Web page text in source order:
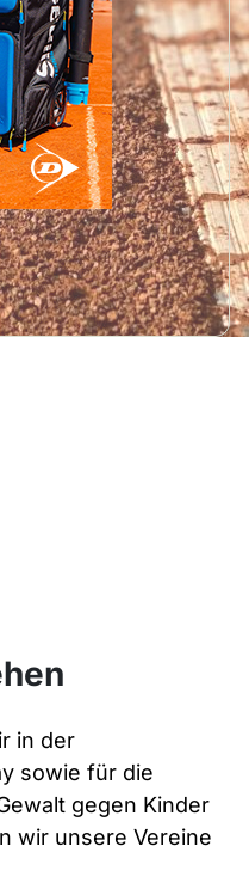
in der
sowie für die
gegen Kinder
wir unsere Vereine